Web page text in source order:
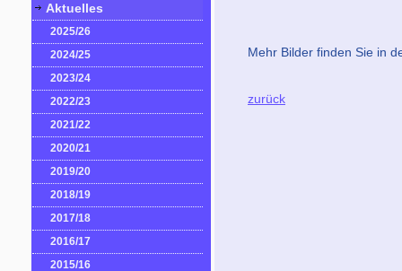
Aktuelles
2025/26
2024/25
2023/24
2022/23
2021/22
2020/21
2019/20
2018/19
2017/18
2016/17
2015/16
Mehr Bilder finden Sie in
zurück